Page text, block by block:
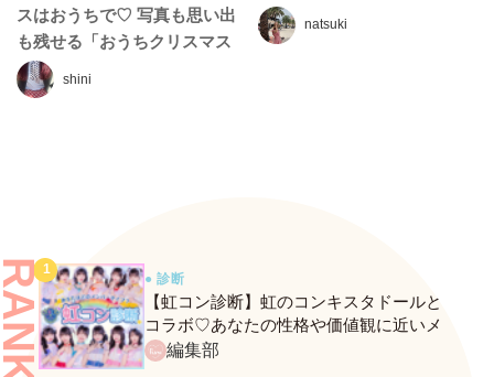
shini
スはおうちで♡ 写真も思い出
も残せる「おうちクリスマス
パーティー」アイデア7選
natsuki
りの1位に返り咲き！
● 診断
【虹コン診断】虹のコンキスタドールと
コラボ♡あなたの性格や価値観に近いメ
ンバーがわかる、fasmeの新診断がスター
編集部